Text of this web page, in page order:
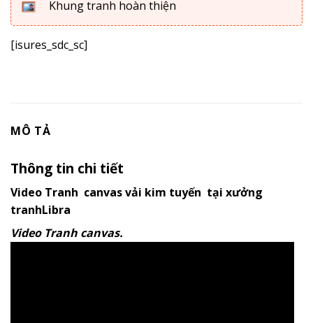
Khung tranh hoàn thiện
[isures_sdc_sc]
MÔ TẢ
Thông tin chi tiết
Video Tranh canvas vải kim tuyến tại xưởng
tranhLibra
Video Tranh canvas.